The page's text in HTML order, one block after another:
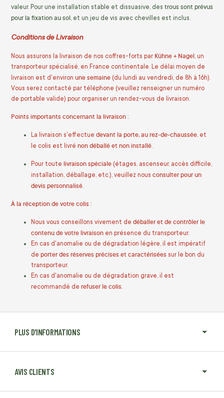
PLUS D'INFORMATIONS
AVIS CLIENTS
valeur. Pour une installation stable et dissuasive, des trous sont prévus
pour la fixation au sol , et un jeu de vis avec chevilles est inclus.
Conditions de Livraison
Nous assurons la livraison de nos coffres-forts par Kühne + Nagel, un
transporteur spécialisé, en France continentale. Le délai moyen de
livraison est d'environ une semaine (du lundi au vendredi, de 8h à 16h).
Vous serez contacté par téléphone (veuillez renseigner un numéro
de portable valide) pour organiser un rendez-vous de livraison.
Points importants concernant la livraison :
La livraison s'effectue devant la porte, au rez-de-chaussée, et
le colis est livré non déballé et non installé.
Pour toute livraison spéciale (étages, ascenseur, accès difficile,
installation, déballage, etc.), veuillez nous consulter pour un
devis personnalisé.
À la réception de votre colis :
Nous vous conseillons vivement de déballer et de contrôler le
contenu de votre livraison en présence du transporteur.
En cas d'anomalie ou de dégradation légère, il est impératif
de porter des réserves précises et caractérisées sur le bon du
transporteur.
En cas d'anomalie ou de dégradation grave, il est
recommandé de refuser le colis.